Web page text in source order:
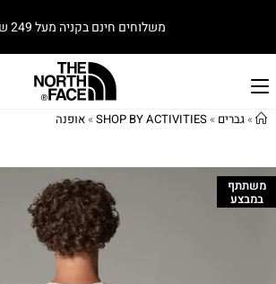
משלוחים חינם בקניה מעל 249 ש"ח
»גברים »
SHOP BY ACTIVITIES
»אופנה
משתתף
במבצע